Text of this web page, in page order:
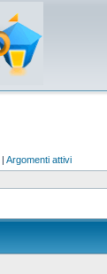
| Argomenti attivi